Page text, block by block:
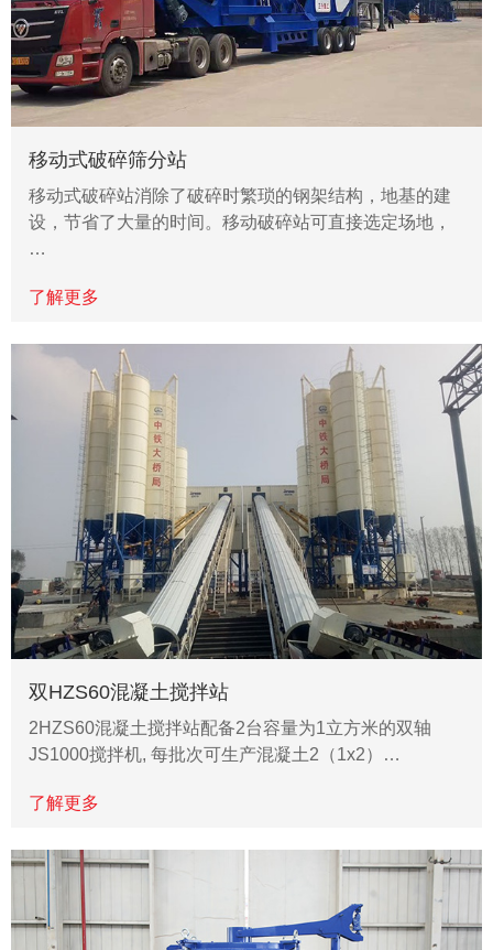
移动式破碎筛分站
移动式破碎站消除了破碎时繁琐的钢架结构，地基的建
设，节省了大量的时间。移动破碎站可直接选定场地，
…
了解更多
双HZS60混凝土搅拌站
2HZS60混凝土搅拌站配备2台容量为1立方米的双轴
JS1000搅拌机, 每批次可生产混凝土2（1x2）…
了解更多